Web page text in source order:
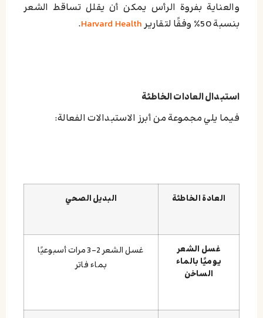
والعناية بفروة الرأس يمكن أن يقلل تساقط الشعر
بنسبة 50٪ وفقًا لتقارير
Harvard Health
.
استبدال العادات الخاطئة
فيما يلي مجموعة من أبرز الاستبدالات الفعالة:
العادة الخاطئة البديل الصحي
غسل الشعر
يوميًا بالماء
الساخن
غسل الشعر 2–3 مرات أسبوعيًا
بماء فاتر